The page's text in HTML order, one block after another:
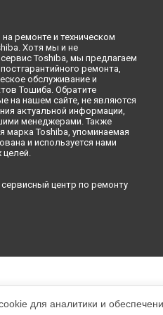
ремонте и техническом
Хотя мы и не
Toshiba, мы предлагаем
ремонта,
обслуживание и
Тошиба. Обратите
на нашем сайте, не являются
актуальной информации,
менеджерами. Также
марка Toshiba, упоминаемая
и используется нами
центр по ремонту
для аналитики и